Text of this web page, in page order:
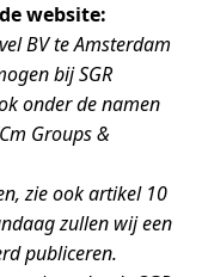
website:
BV te Amsterdam
bij SGR
onder de namen
Groups &
zie ook artikel 10
zullen wij een
publiceren.